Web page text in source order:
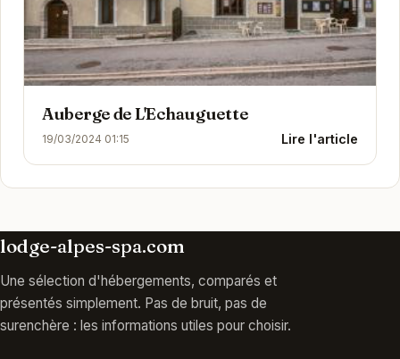
Auberge de L'Echauguette
19/03/2024 01:15 Lire l'article
lodge-alpes-spa.com
Une sélection d'hébergements, comparés et
présentés simplement. Pas de bruit, pas de
surenchère : les informations utiles pour choisir.